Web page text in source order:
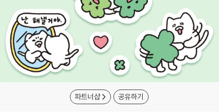
파트너샵 공유하기